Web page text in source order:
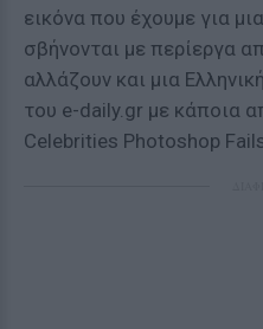
εικόνα που έχουμε για
σβήνονται με περίεργα
αλλάζουν και μια
του e-daily.gr με κάποια
Celebrities Photoshop